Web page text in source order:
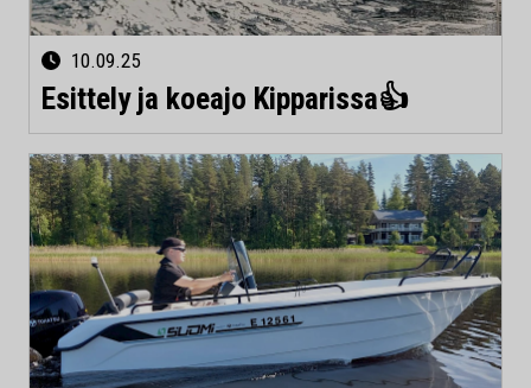
10.09.25
Esittely ja koeajo Kipparissa👍